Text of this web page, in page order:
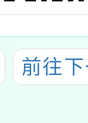
前往